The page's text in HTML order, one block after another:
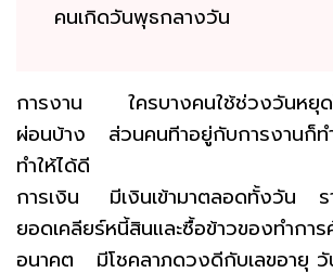
คนเกิดวันพุธกลางวัน
การงาน ใครบางคนใช้ช่วงวันหยุด
ผ่อนบ้าง ส่วนคนทีาอยู่กับการงานก็ทำ
ทำให้ได้ดี
การเงิน มีเงินเข้ามาตลอดทั้งวัน ร
ยอดเคลียร์หนี้สินและซื้อข้าวของทำกา
อนาคต มีโชคลาภดวงดีกับเลขอายุ วั